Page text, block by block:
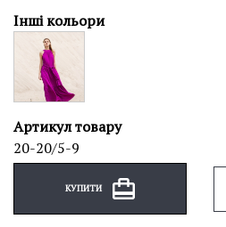
Інші кольори
Артикул товару
20-20/5-9
КУПИТИ